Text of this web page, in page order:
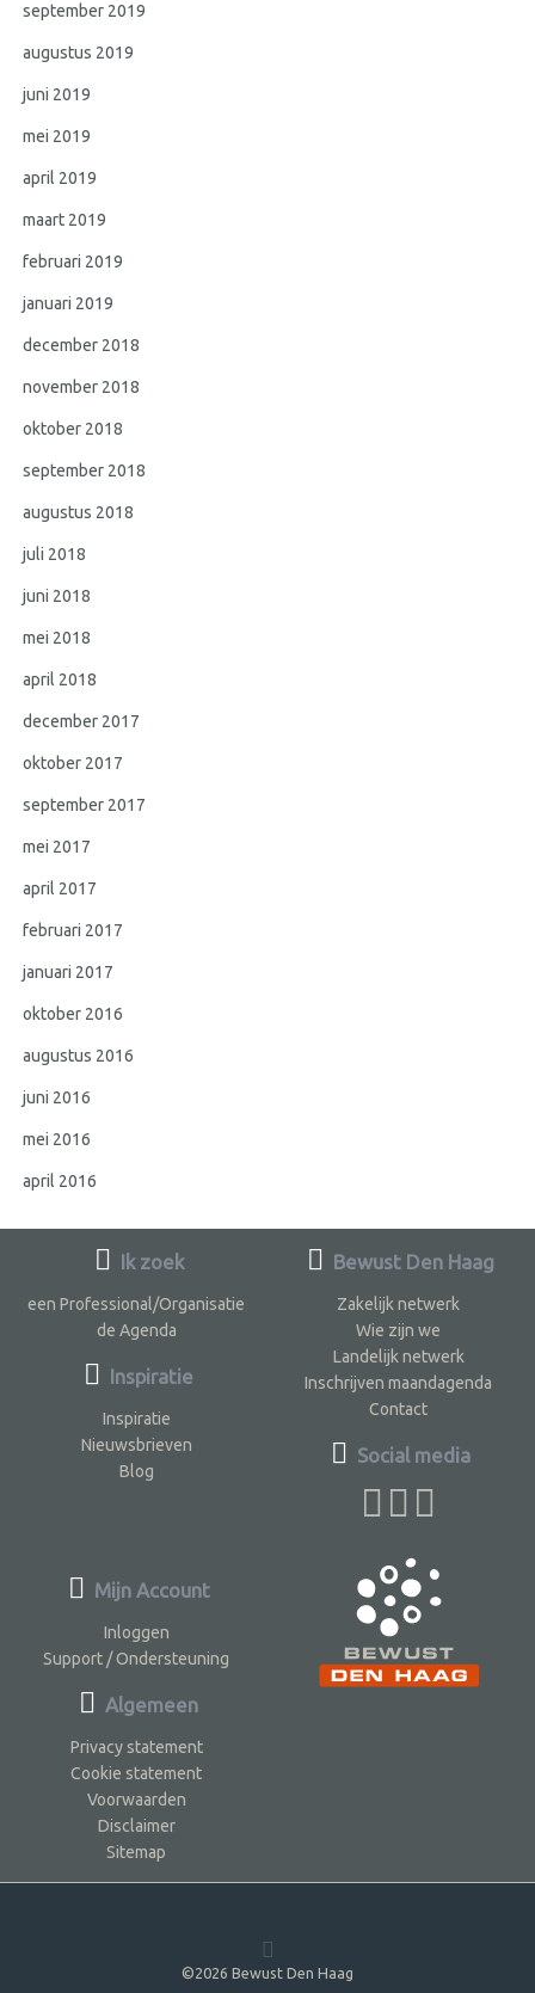
september 2019
augustus 2019
juni 2019
mei 2019
april 2019
maart 2019
februari 2019
januari 2019
december 2018
november 2018
oktober 2018
september 2018
augustus 2018
juli 2018
juni 2018
mei 2018
april 2018
december 2017
oktober 2017
september 2017
mei 2017
april 2017
februari 2017
januari 2017
oktober 2016
augustus 2016
juni 2016
mei 2016
april 2016
Ik zoek
een Professional/Organisatie
de Agenda
Inspiratie
Inspiratie
Nieuwsbrieven
Blog
Bewust Den Haag
Zakelijk netwerk
Wie zijn we
Landelijk netwerk
Inschrijven maandagenda
Contact
Social media
Mijn Account
Inloggen
Support / Ondersteuning
Algemeen
Privacy statement
Cookie statement
Voorwaarden
Disclaimer
Sitemap
©2026 Bewust Den Haag